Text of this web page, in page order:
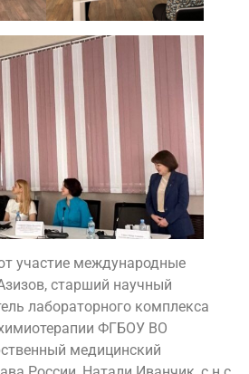
участие международные
старший научный
лабораторного комплекса
ФГБОУ ВО
медицинский